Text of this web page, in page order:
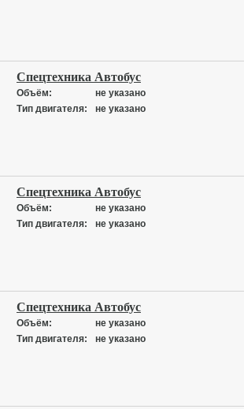
Спецтехника Автобус
Объём:
не указано
Тип двигателя:
не указано
Спецтехника Автобус
Объём:
не указано
Тип двигателя:
не указано
Спецтехника Автобус
Объём:
не указано
Тип двигателя:
не указано